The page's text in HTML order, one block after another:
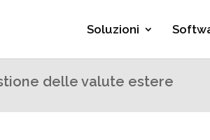
Soluzioni
delle valute estere